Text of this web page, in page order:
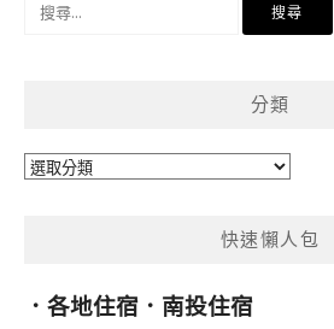
分類
分
快速懶人包
． 各地住宿 ． 南投住宿